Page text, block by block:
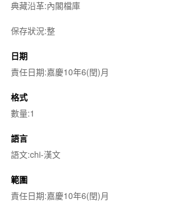
典藏沿革:內閣檔庫
保存狀況:整
日期
責任日期:嘉慶10年6(閏)月
格式
數量:1
語言
語文:chi-漢文
範圍
責任日期:嘉慶10年6(閏)月